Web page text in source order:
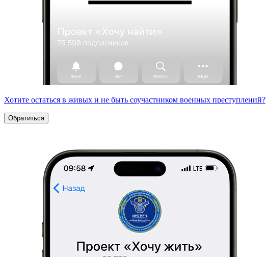
Хотите остаться в живых и не быть соучастником военных преступлений?
Обратиться